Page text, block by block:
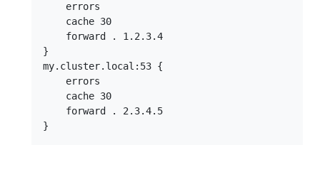
    errors
    cache 30
    forward . 1.2.3.4
}
my.cluster.local:53 {
    errors
    cache 30
    forward . 2.3.4.5